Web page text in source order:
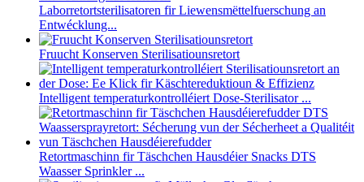
Laborretortsterilisatoren fir Liewensmëttelfuerschung an
Entwécklung...
Fruucht Konserven Sterilisatiounsretort
Intelligent temperaturkontrolléiert Dose-Sterilisator ...
Retortmaschinn fir Täschchen Hausdéier Snacks DTS
Waasser Sprinkler ...